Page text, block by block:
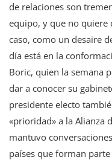
de relaciones son
equipo, y que no quiere
caso, como un desaire
día está en la
Boric, quien la semana
dar a conocer su
presidente electo
«prioridad» a la Alianza
mantuvo
países que forman